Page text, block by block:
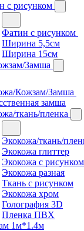
с рисунком
Фатин с рисунком
Ширина 5,5см
Ширина 15см
Замша
Кожзам/Замша
замша
ткань/пленка
Экокожа/ткань/
Экокожа глиттер
Экокожа с рисунком
Экокожа разная
Ткань с рисунком
Экокожа хром
Голография 3D
Пленка ПВХ
1м*1.4м